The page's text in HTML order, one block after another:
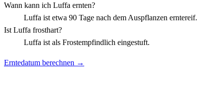
Wann kann ich Luffa ernten?
Luffa ist etwa 90 Tage nach dem Auspflanzen erntereif.
Ist Luffa frosthart?
Luffa ist als Frostempfindlich eingestuft.
Erntedatum berechnen →